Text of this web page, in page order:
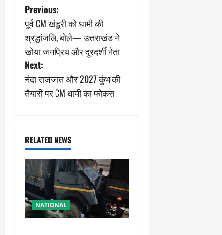
P
o
s
t
n
v
i
g
a
t
Previous:
पूर्व CM खंडूरी को धामी की
श्रद्धांजलि, बोले— उत्तराखंड ने
खोया जनप्रिय और दूरदर्शी नेता
Next:
नंदा राजजात और 2027 कुंभ की
तैयारी पर CM धामी का फोकस
RELATED NEWS
NATIONAL